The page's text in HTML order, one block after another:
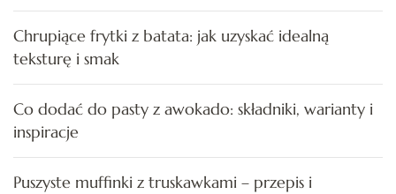
Chrupiące frytki z batata: jak uzyskać idealną
teksturę i smak
Co dodać do pasty z awokado: składniki, warianty i
inspiracje
Puszyste muffinki z truskawkami – przepis i